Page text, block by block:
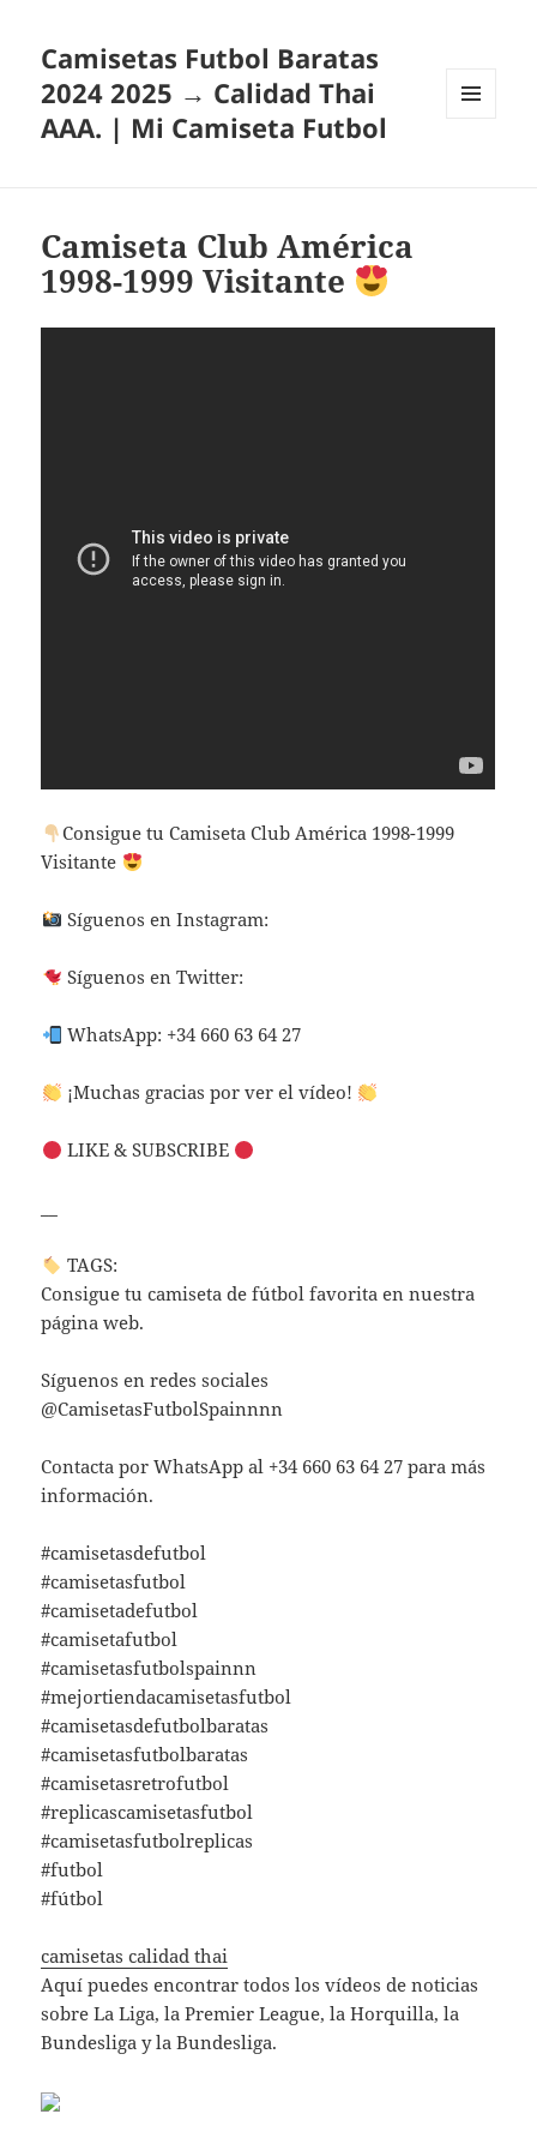
Camisetas Futbol Baratas
2024 2025 → Calidad Thai
AAA. | Mi Camiseta Futbol
Camiseta Club América
1998-1999 Visitante
Consigue tu Camiseta Club América 1998-1999
Visitante
Síguenos en Instagram:
Síguenos en Twitter:
WhatsApp: +34 660 63 64 27
¡Muchas gracias por ver el vídeo!
LIKE & SUBSCRIBE
TAGS:
Consigue tu camiseta de fútbol favorita en nuestra
página web.
Síguenos en redes sociales
@CamisetasFutbolSpainnnn
Contacta por WhatsApp al +34 660 63 64 27 para más
información.
#camisetasdefutbol
#camisetasfutbol
#camisetadefutbol
#camisetafutbol
#camisetasfutbolspainnn
#mejortiendacamisetasfutbol
#camisetasdefutbolbaratas
#camisetasfutbolbaratas
#camisetasretrofutbol
#replicascamisetasfutbol
#camisetasfutbolreplicas
#futbol
#fútbol
camisetas calidad thai
Aquí puedes encontrar todos los vídeos de noticias
sobre La Liga, la Premier League, la Horquilla, la
Bundesliga y la Bundesliga.